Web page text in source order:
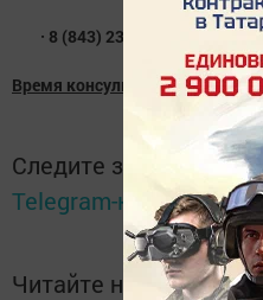
· 8 (843) 236-40-62
Время консультации: с 10.00 до
Следите за самым
Telegram-канале
Читайте новости